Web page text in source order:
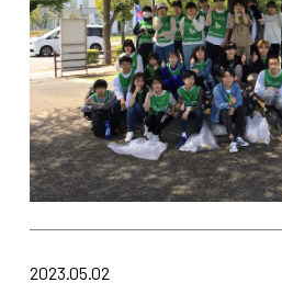
2023.05.02